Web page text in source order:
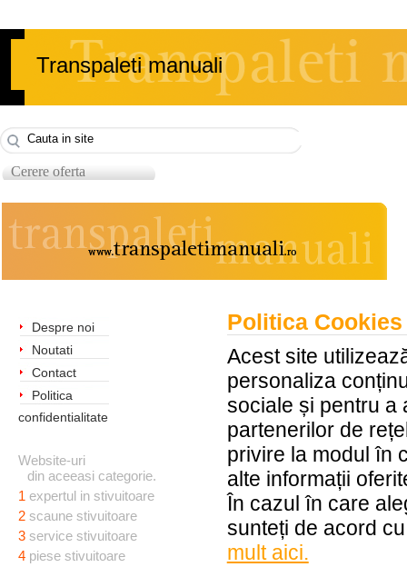
Transpaleti manuali
Cerere oferta
Despre noi
Noutati
Contact
Politica
confidentialitate
Website-uri
din aceeasi categorie.
1 expertul in stivuitoare
2 scaune stivuitoare
3 service stivuitoare
4 piese stivuitoare
Politica Cookies
Acest site
personaliza
sociale și pentru a
partenerilor de
privire la modul în
alte informații
În cazul în care
sunteți de acord
mult aici.